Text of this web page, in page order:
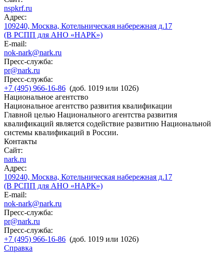
nspkrf.ru
Адрес:
109240, Москва, Котельническая набережная д.17
(В РСПП для АНО «НАРК»)
E-mail:
nok-nark@nark.ru
Пресс-служба:
pr@nark.ru
Пресс-служба:
+7 (495) 966-16-86 (доб. 1019 или 1026)
Национальное агентство
Национальное агентство развития квалификации
Главной целью Национального агентства развития
квалификаций является содействие развитию Национальной
системы квалификаций в России.
Контакты
Сайт:
nark.ru
Адрес:
109240, Москва, Котельническая набережная д.17
(В РСПП для АНО «НАРК»)
E-mail:
nok-nark@nark.ru
Пресс-служба:
pr@nark.ru
Пресс-служба:
+7 (495) 966-16-86 (доб. 1019 или 1026)
Справка